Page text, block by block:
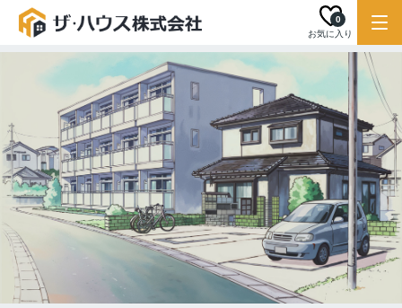
お気に入り
0